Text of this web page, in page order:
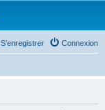
Connexion
S’enregistrer